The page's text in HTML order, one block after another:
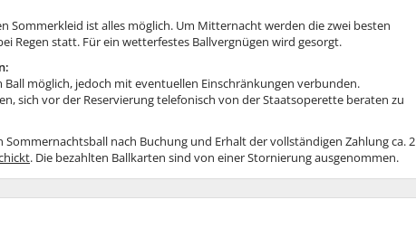
Sommerkleid ist alles möglich. Um Mitternacht werden die zwei besten
Regen statt. Für ein wetterfestes Ballvergnügen wird gesorgt.
möglich, jedoch mit eventuellen Einschränkungen verbunden.
sich vor der Reservierung telefonisch von der Staatsoperette beraten zu
Sommernachtsball nach Buchung und Erhalt der vollständigen Zahlung ca. 2
. Die bezahlten Ballkarten sind von einer Stornierung ausgenommen.